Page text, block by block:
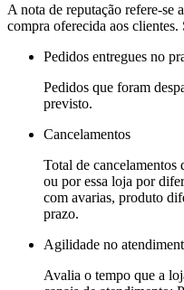
A nota de reputação refere-se
compra oferecida aos
Pedidos entregues no
Pedidos que foram
previsto.
Cancelamentos
Total de cancelamentos
ou por essa loja por
com avarias, produto
prazo.
Agilidade no
Avalia o tempo que a